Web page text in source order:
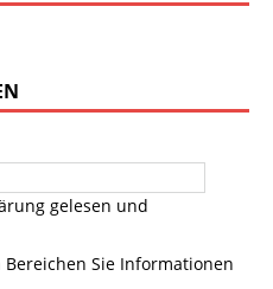
gelesen und
Sie Informationen